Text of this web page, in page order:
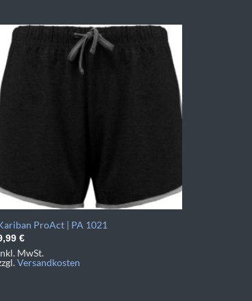
ProAct | PA 1021
€
MwSt.
Versandkosten